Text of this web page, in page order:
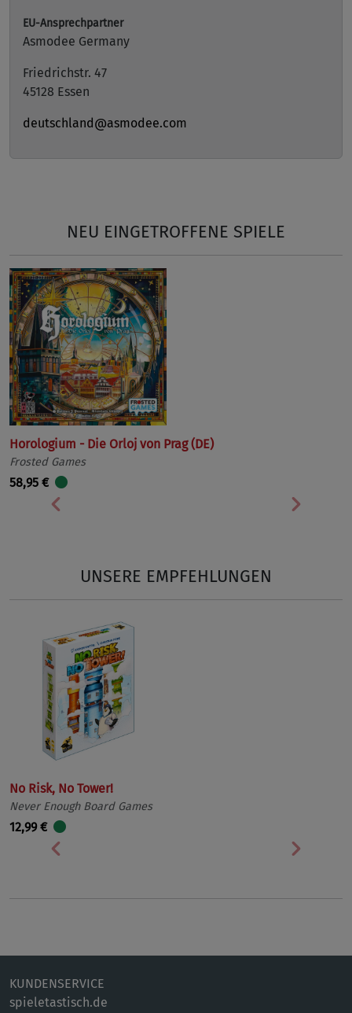
EU-Ansprechpartner
Asmodee Germany
Friedrichstr. 47
45128 Essen
deutschland@asmodee.com
NEU EINGETROFFENE SPIELE
Horologium - Die Orloj von Prag (DE)
Frosted Games
58,95 €
Vorherige
UNSERE EMPFEHLUNGEN
No Risk, No Tower!
Never Enough Board Games
12,99 €
Vorherige
KUNDENSERVICE
spieletastisch.de